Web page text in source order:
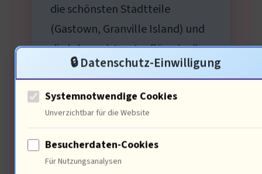
die schönsten Stadtteile
(Gastown, Granville Island) und
die lohnendsten Ausflüge in die
Umgebung. Plus: Tipps für
nachhaltiges Reisen in British
Columbia.
🔒 Datenschutz-Einwilligung
Systemnotwendige Cookies
Unverzichtbar für die Website
Besucherdaten-Cookies
Für Nutzungsanalysen